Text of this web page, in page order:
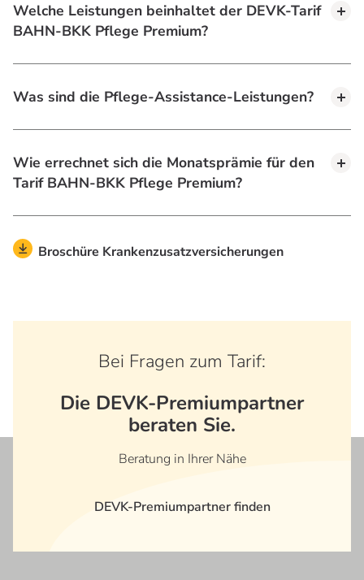
Welche Leistungen beinhaltet der DEVK-Tarif
BAHN-BKK Pflege Premium?
Was sind die Pflege-Assistance-Leistungen?
Wie errechnet sich die Monatsprämie für den
Tarif BAHN-BKK Pflege Premium?
Broschüre Krankenzusatzversicherungen
Bei Fragen zum Tarif:
Die DEVK-Premiumpartner
beraten Sie.
Beratung in Ihrer Nähe
DEVK-Premiumpartner finden